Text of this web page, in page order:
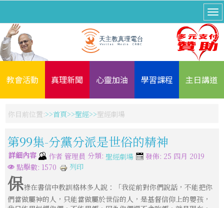
教會活動 真理新聞 心靈加油 學習課程 主日講道
你目前位置: 首頁 聖經 聖經劇場
第99集-分黨分派是世俗的精神
詳細內容 作者 管理員 分類: 聖經劇場
發佈: 25 四月 2019
點擊數: 1570
列印
保祿在書信中教訓格林多人說：「我從前對你們說話，不能把你
們當做屬神的人，只能當做屬於世俗的人，是基督信仰上的嬰孩，